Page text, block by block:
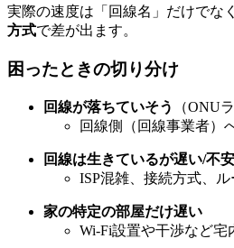
実際の速度は「回線名」だけでなく
方式で差が出ます。
困ったときの切り分け
回線が落ちていそう
（ONU
回線側（回線事業者）
回線は生きているが遅い/不
ISP混雑、接続方式、
家の特定の部屋だけ遅い
Wi-Fi設置や干渉など宅